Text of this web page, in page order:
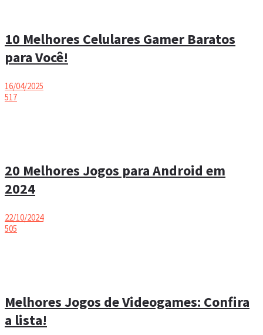
10 Melhores Celulares Gamer Baratos
para Você!
16/04/2025
517
20 Melhores Jogos para Android em
2024
22/10/2024
505
Melhores Jogos de Videogames: Confira
a lista!